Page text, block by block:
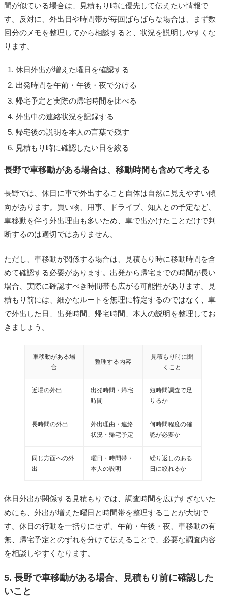
間が似ている場合は、見積もり時に優先して伝えたい情報で
す。反対に、外出日や時間帯が毎回ばらばらな場合は、まず数
回分のメモを整理してから相談すると、状況を説明しやすくな
ります。
休日外出が増えた曜日を確認する
出発時間を午前・午後・夜で分ける
帰宅予定と実際の帰宅時間を比べる
外出中の連絡状況を記録する
帰宅後の説明を本人の言葉で残す
見積もり時に確認したい日を絞る
長野で車移動がある場合は、移動時間も含めて考える
長野では、休日に車で外出すること自体は自然に見えやすい傾
向があります。買い物、用事、ドライブ、知人との予定など、
車移動を伴う外出理由も多いため、車で出かけたことだけで判
断するのは適切ではありません。
ただし、車移動が関係する場合は、見積もり時に移動時間を含
めて確認する必要があります。出発から帰宅までの時間が長い
場合、実際に確認すべき時間帯も広がる可能性があります。見
積もり前には、細かなルートを無理に特定するのではなく、車
で外出した日、出発時間、帰宅時間、本人の説明を整理してお
きましょう。
車移動がある場
合
整理する内容
見積もり時に聞
くこと
近場の外出
出発時間・帰宅
時間
短時間調査で足
りるか
長時間の外出
外出理由・連絡
状況・帰宅予定
何時間程度の確
認が必要か
同じ方面への外
出
曜日・時間帯・
本人の説明
繰り返しのある
日に絞れるか
休日外出が関係する見積もりでは、調査時間を広げすぎないた
めにも、外出が増えた曜日と時間帯を整理することが大切で
す。休日の行動を一括りにせず、午前・午後・夜、車移動の有
無、帰宅予定とのずれを分けて伝えることで、必要な調査内容
を相談しやすくなります。
5. 長野で車移動がある場合、見積もり前に確認した
いこと